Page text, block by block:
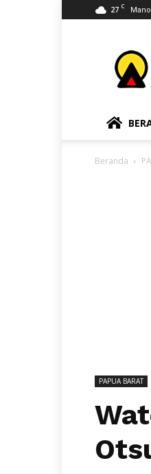
27 C
Beranda
PAPUA BARAT